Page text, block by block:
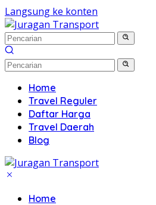
Langsung ke konten
Home
Travel Reguler
Daftar Harga
Travel Daerah
Blog
Home